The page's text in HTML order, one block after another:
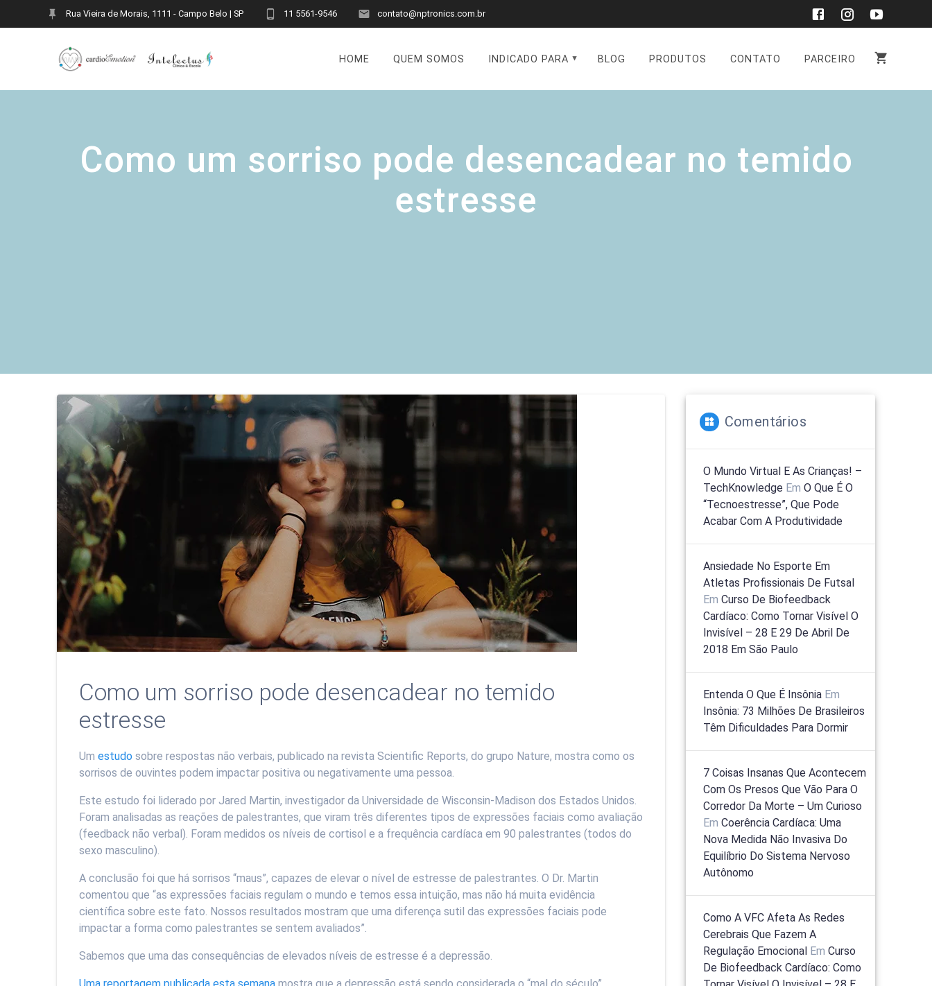
Rua Vieira de Morais, 1111 - Campo Belo | SP 11 5561-9546 contato@nptronics.com.br
HOME QUEM SOMOS INDICADO PARA BLOG PRODUTOS CONTATO PARCEIRO
Como um sorriso pode desencadear no temido
estresse
Como um sorriso pode desencadear no temido
estresse
Umestudo sobre respostas não verbais, publicado na revista Scientific Reports, do grupo Nature, mostra como os
sorrisos de ouvintes podem impactar positiva ou negativamente uma pessoa.
Este estudo foi liderado por Jared Martin, investigador da Universidade de Wisconsin-Madison dos Estados Unidos.
Foram analisadas as reações de palestrantes, que viram três diferentes tipos de expressões faciais como avaliação
(feedback não verbal). Foram medidos os níveis de cortisol e a frequência cardíaca em 90 palestrantes (todos do
sexo masculino).
A conclusão foi que há sorrisos “maus”, capazes de elevar o nível de estresse de palestrantes. O Dr. Martin
comentou que “as expressões faciais regulam o mundo e temos essa intuição, mas não há muita evidência
científica sobre este fato. Nossos resultados mostram que uma diferença sutil das expressões faciais pode
impactar a forma como palestrantes se sentem avaliados”.
Sabemos que uma das consequências de elevados níveis de estresse é a depressão.
Comentários
O Mundo Virtual E As Crianças! –
TechKnowledge EmO Que É O
“tecnoestresse”, Que Pode
Acabar Com A Produtividade
Ansiedade No Esporte Em
Atletas Profissionais De Futsal
EmCurso De Biofeedback
Cardíaco: Como Tornar Visível O
Invisível – 28 E 29 De Abril De
2018 Em São Paulo
Entenda O Que É Insônia Em
Insônia: 73 Milhões De Brasileiros
Têm Dificuldades Para Dormir
7 Coisas Insanas Que Acontecem
Com Os Presos Que Vão Para O
Corredor Da Morte – Um Curioso
EmCoerência Cardíaca: Uma
Nova Medida Não Invasiva Do
Equilíbrio Do Sistema Nervoso
Autônomo
Como A VFC Afeta As Redes
Cerebrais Que Fazem A
Regulação Emocional EmCurso
De Biofeedback Cardíaco: Como